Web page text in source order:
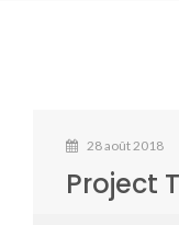
28 août 2018
Project